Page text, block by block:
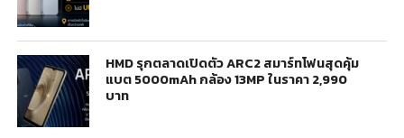
HMD รุกตลาดเปิดตัว ARC2 สมาร์ทโฟนสุดคุ้ม
แบต 5000mAh กล้อง 13MP ในราคา 2,990
บาท